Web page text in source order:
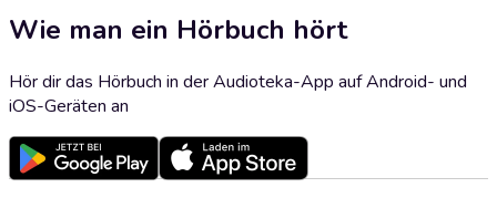
Wie man ein Hörbuch hört
Hör dir das Hörbuch in der Audioteka-App auf Android- und
iOS-Geräten an